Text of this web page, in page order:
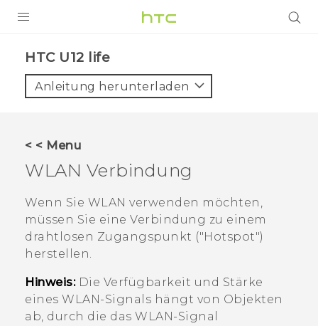
VIVE
UNTERSTÜTZUNG
HTC-Geräte und Zubehör
Anmelden
HTC U12 life‎
Anleitung herunterladen
< < Menu
WLAN Verbindung
Wenn Sie WLAN verwenden möchten,
müssen Sie eine Verbindung zu einem
drahtlosen Zugangspunkt ("‍Hotspot"‍)
herstellen.
Hinweis:Die Verfügbarkeit und Stärke
eines WLAN-Signals hängt von Objekten
ab, durch die das WLAN-Signal